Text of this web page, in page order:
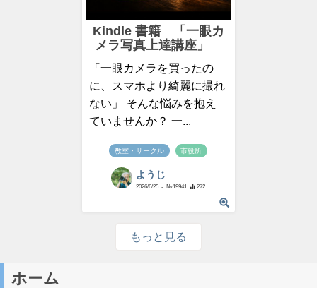
Kindle 書籍 「一眼カ
メラ写真上達講座」
「一眼カメラを買ったの
に、スマホより綺麗に撮れ
ない」 そんな悩みを抱え
ていませんか？ 一...
教室・サークル 市役所
ようじ
2026/6/25 - №19941 272
もっと見る
ホーム